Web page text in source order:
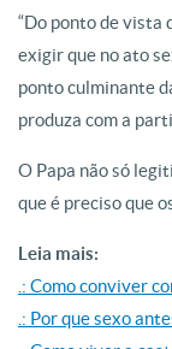
“Do ponto de vista
exigir que no ato
ponto culminante
produza com a
O Papa não só
que é preciso que
Leia mais:
.: Como conviver
.: Por que sexo